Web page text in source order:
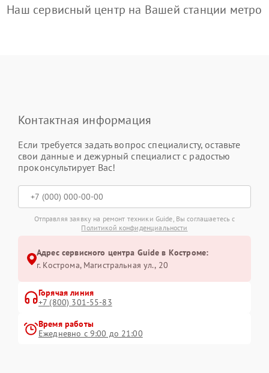
Наш сервисный центр на Вашей станции метро
Контактная информация
Если требуется задать вопрос специалисту, оставьте
свои данные и дежурный специалист с радостью
проконсультирует Вас!
Отправляя заявку на ремонт техники Guide, Вы соглашаетесь с
Политикой конфиденциальности
Адрес сервисного центра Guide в Костроме:
г. Кострома, Магистральная ул., 20
Горячая линия
+7 (800) 301-55-83
Время работы
Ежедневно с 9:00 до 21:00